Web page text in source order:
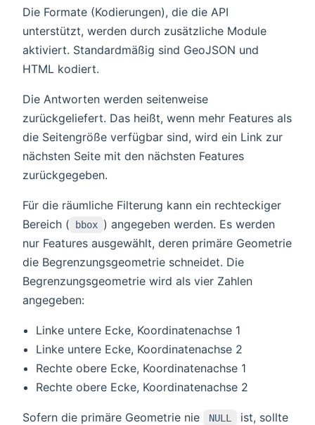
Die Formate (Kodierungen), die die API
unterstützt, werden durch zusätzliche Module
aktiviert. Standardmäßig sind GeoJSON und
HTML kodiert.
Die Antworten werden seitenweise
zurückgeliefert. Das heißt, wenn mehr Features als
die Seitengröße verfügbar sind, wird ein Link zur
nächsten Seite mit den nächsten Features
zurückgegeben.
Für die räumliche Filterung kann ein rechteckiger
Bereich (
bbox ) angegeben werden. Es werden
nur Features ausgewählt, deren primäre Geometrie
die Begrenzungsgeometrie schneidet. Die
Begrenzungsgeometrie wird als vier Zahlen
angegeben:
Linke untere Ecke, Koordinatenachse 1
Linke untere Ecke, Koordinatenachse 2
Rechte obere Ecke, Koordinatenachse 1
Rechte obere Ecke, Koordinatenachse 2
Sofern die primäre Geometrie nie NULL
ist, sollte